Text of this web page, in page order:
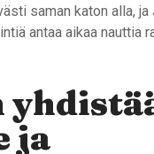
saman katon alla, ja
antaa aikaa nauttia
ja